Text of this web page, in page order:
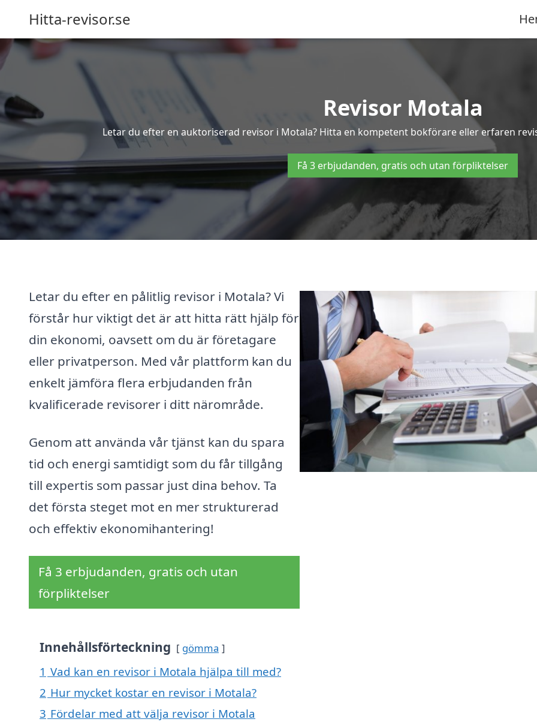
Hitta-revisor.se
Revisor Motala
Letar du efter en auktoriserad revisor i Motala? Hitta en kompetent bokförare eller erfaren
Få 3 erbjudanden, gratis och utan förpliktelser
Letar du efter en pålitlig revisor i Motala? Vi
förstår hur viktigt det är att hitta rätt hjälp för
din ekonomi, oavsett om du är företagare
eller privatperson. Med vår plattform kan du
enkelt jämföra flera erbjudanden från
kvalificerade revisorer i ditt närområde.
Genom att använda vår tjänst kan du spara
tid och energi samtidigt som du får tillgång
till expertis som passar just dina behov. Ta
det första steget mot en mer strukturerad
och effektiv ekonomihantering!
Få 3 erbjudanden, gratis och utan
förpliktelser
Innehållsförteckning gömma
1 Vad kan en revisor i Motala hjälpa till med?
2 Hur mycket kostar en revisor i Motala?
3 Fördelar med att välja revisor i Motala